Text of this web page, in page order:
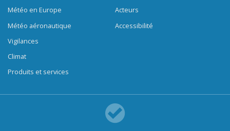
Météo en Europe
Météo aéronautique
Vigilances
Climat
Produits et services
Acteurs
Accessibilité